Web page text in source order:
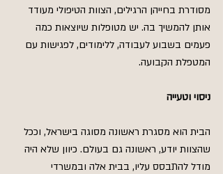
מסודרת בחייהן הרגילים, הצוות הטיפולי מעודד
אותן להמשיך בה. יש מטופלות שיוצאות כמה
פעמים בשבוע לעבודה, ללימודים, לפגישות עם
המטפלת הקבועה.
ניסוי וטעייה
הבית הוא מסגרת ראשונה מסוגה בישראל, וככל
שהצוות יודע, ראשונה גם בעולם. כיוון שלא היה
מודל להתבסס עליו, בבית אלה ובמשרדי